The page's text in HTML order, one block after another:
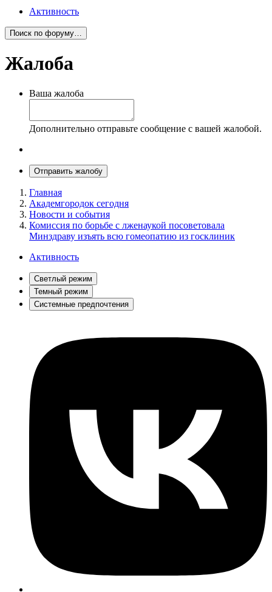
Активность
Поиск по форуму…
Жалоба
Ваша жалоба
Дополнительно отправьте сообщение с вашей жалобой.
Отправить жалобу
Главная
Академгородок сегодня
Новости и события
Комиссия по борьбе с лженаукой посоветовала
Минздраву изъять всю гомеопатию из госклиник
Активность
Светлый режим
Темный режим
Системные предпочтения